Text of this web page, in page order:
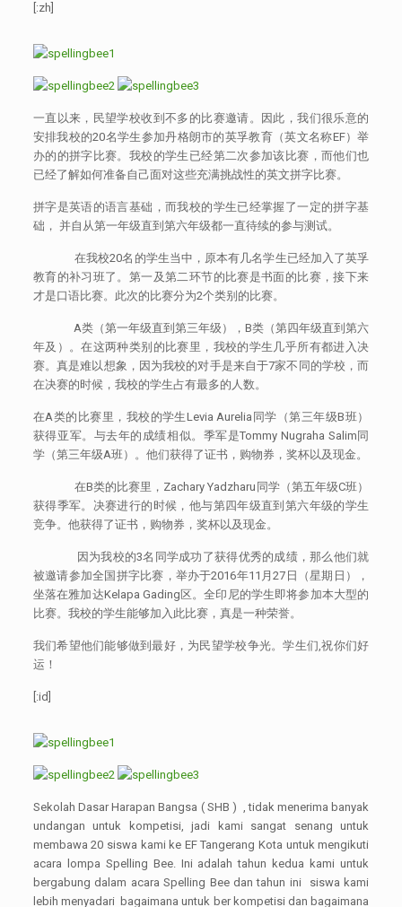
[:zh]
一直以来，民望学校收到不多的比赛邀请。因此，我们很乐意的
安排我校的20名学生参加丹格朗市的英孚教育（英文名称EF）举
办的的拼字比赛。我校的学生已经第二次参加该比赛，而他们也
已经了解如何准备自己面对这些充满挑战性的英文拼字比赛。
拼字是英语的语言基础，而我校的学生已经掌握了一定的拼字基
础， 并自从第一年级直到第六年级都一直待续的参与测试。
在我校20名的学生当中，原本有几名学生已经加入了英孚
教育的补习班了。第一及第二环节的比赛是书面的比赛，接下来
才是口语比赛。此次的比赛分为2个类别的比赛。
A类（第一年级直到第三年级），B类（第四年级直到第六
年及）。在这两种类别的比赛里，我校的学生几乎所有都进入决
赛。真是难以想象，因为我校的对手是来自于7家不同的学校，而
在决赛的时候，我校的学生占有最多的人数。
在A类的比赛里，我校的学生Levia Aurelia同学（第三年级B班）
获得亚军。与去年的成绩相似。季军是Tommy Nugraha Salim同
学（第三年级A班）。他们获得了证书，购物券，奖杯以及现金。
在B类的比赛里，Zachary Yadzharu同学（第五年级C班）
获得季军。决赛进行的时候，他与第四年级直到第六年级的学生
竞争。他获得了证书，购物券，奖杯以及现金。
因为我校的3名同学成功了获得优秀的成绩，那么他们就
被邀请参加全国拼字比赛，举办于2016年11月27日（星期日），
坐落在雅加达Kelapa Gading区。全印尼的学生即将参加本大型的
比赛。我校的学生能够加入此比赛，真是一种荣誉。
我们希望他们能够做到最好，为民望学校争光。学生们,祝你们好
运！
[:id]
Sekolah Dasar Harapan Bangsa ( SHB ) , tidak menerima banyak
undangan untuk kompetisi, jadi kami sangat senang untuk
membawa 20 siswa kami ke EF Tangerang Kota untuk mengikuti
acara lompa Spelling Bee. Ini adalah tahun kedua kami untuk
bergabung dalam acara Spelling Bee dan tahun ini siswa kami
lebih menyadari bagaimana untuk ber kompetisi dan bagaimana